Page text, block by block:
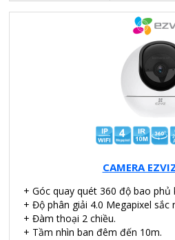
CAMERA
+ Góc quay quét 360 độ bao phủ
+ Độ phân giải 4.0 Megapixel sắc
+ Đàm thoại 2 chiều.
+ Tầm nhìn ban đêm đến 10m.